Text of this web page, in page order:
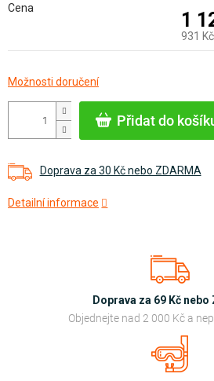
Přidat do
Doprava za 30 Kč nebo ZDARMA
Detailní informace
Cena
1
931
cena:
Možnosti doručení
Doprava za 69 Kč nebo
Objednejte nad 2 000 Kč a